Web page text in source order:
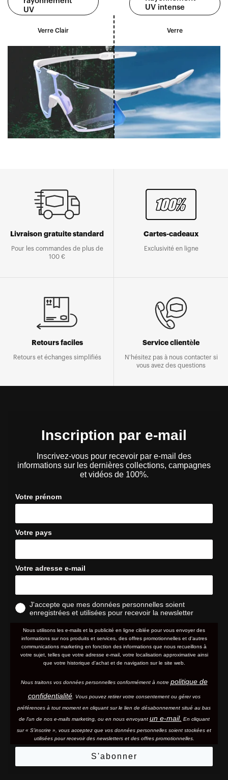
UV
Verre Clair
UV intense
Verre
Livraison gratuite standard
Pour les commandes de plus de
100 €
Cartes-cadeaux
Exclusivité en ligne
Retours faciles
Retours et échanges simplifiés
Service clientèle
N'hésitez pas à nous contacter si
vous avez des questions
Inscription par e-mail
Inscrivez-vous pour recevoir par e-mail des
informations sur les dernières collections, campagnes
et vidéos de 100%.
Votre prénom
Votre pays
Votre adresse e-mail
J'accepte que mes données personnelles soient
enregistrées et utilisées pour recevoir la newsletter
Nous utilisons les e-mails et la publicité en ligne ciblée pour vous envoyer des
informations sur nos produits et services, des offres promotionnelles et d'autres
communications marketing en fonction des informations que nous recueillons à
votre sujet, telles que votre adresse e-mail, votre localisation approximative ainsi
que votre historique d'achat et de navigation sur le site web.
Nous traitons vos données personnelles conformément à notre politique de
confidentialité. Vous pouvez retirer votre consentement ou gérer vos
préférences à tout moment en cliquant sur le lien de désabonnement situé au bas
de l'un de nos e-mails marketing, ou en nous envoyant un e-mail. En cliquant
sur « S'inscrire », vous acceptez que vos données personnelles soient stockées et
utilisées pour recevoir des newsletters et des offres promotionnelles.
S'abonner